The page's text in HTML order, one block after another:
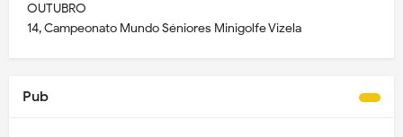
OUTUBRO
14, Campeonato Mundo Séniores Minigolfe Vizela
Pub